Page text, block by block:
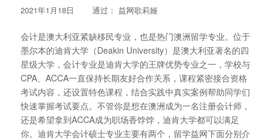
2021年1月18日 通过： 益网歌莉娅
会计是澳大利亚紧缺移民专业，也是热门澳洲留学专业。位于
墨尔本的迪肯大学（Deakin University）是澳大利亚著名的四
星级大学，会计专业是迪肯大学的王牌优势专业之一，学校与
CPA、ACCA一直保持长期友好合作关系，课程紧密接合资格
考试内容，还设置特色课程，结合实践中真实案例帮助同学们
快速掌握考试要点。不管你是想在澳洲成为一名注册会计师，
还是希望拿到ACCA成为职场香饽饽，迪肯大学都可以满足
你。迪肯大学会计硕士专业主要有两个，留学益网下面分别介